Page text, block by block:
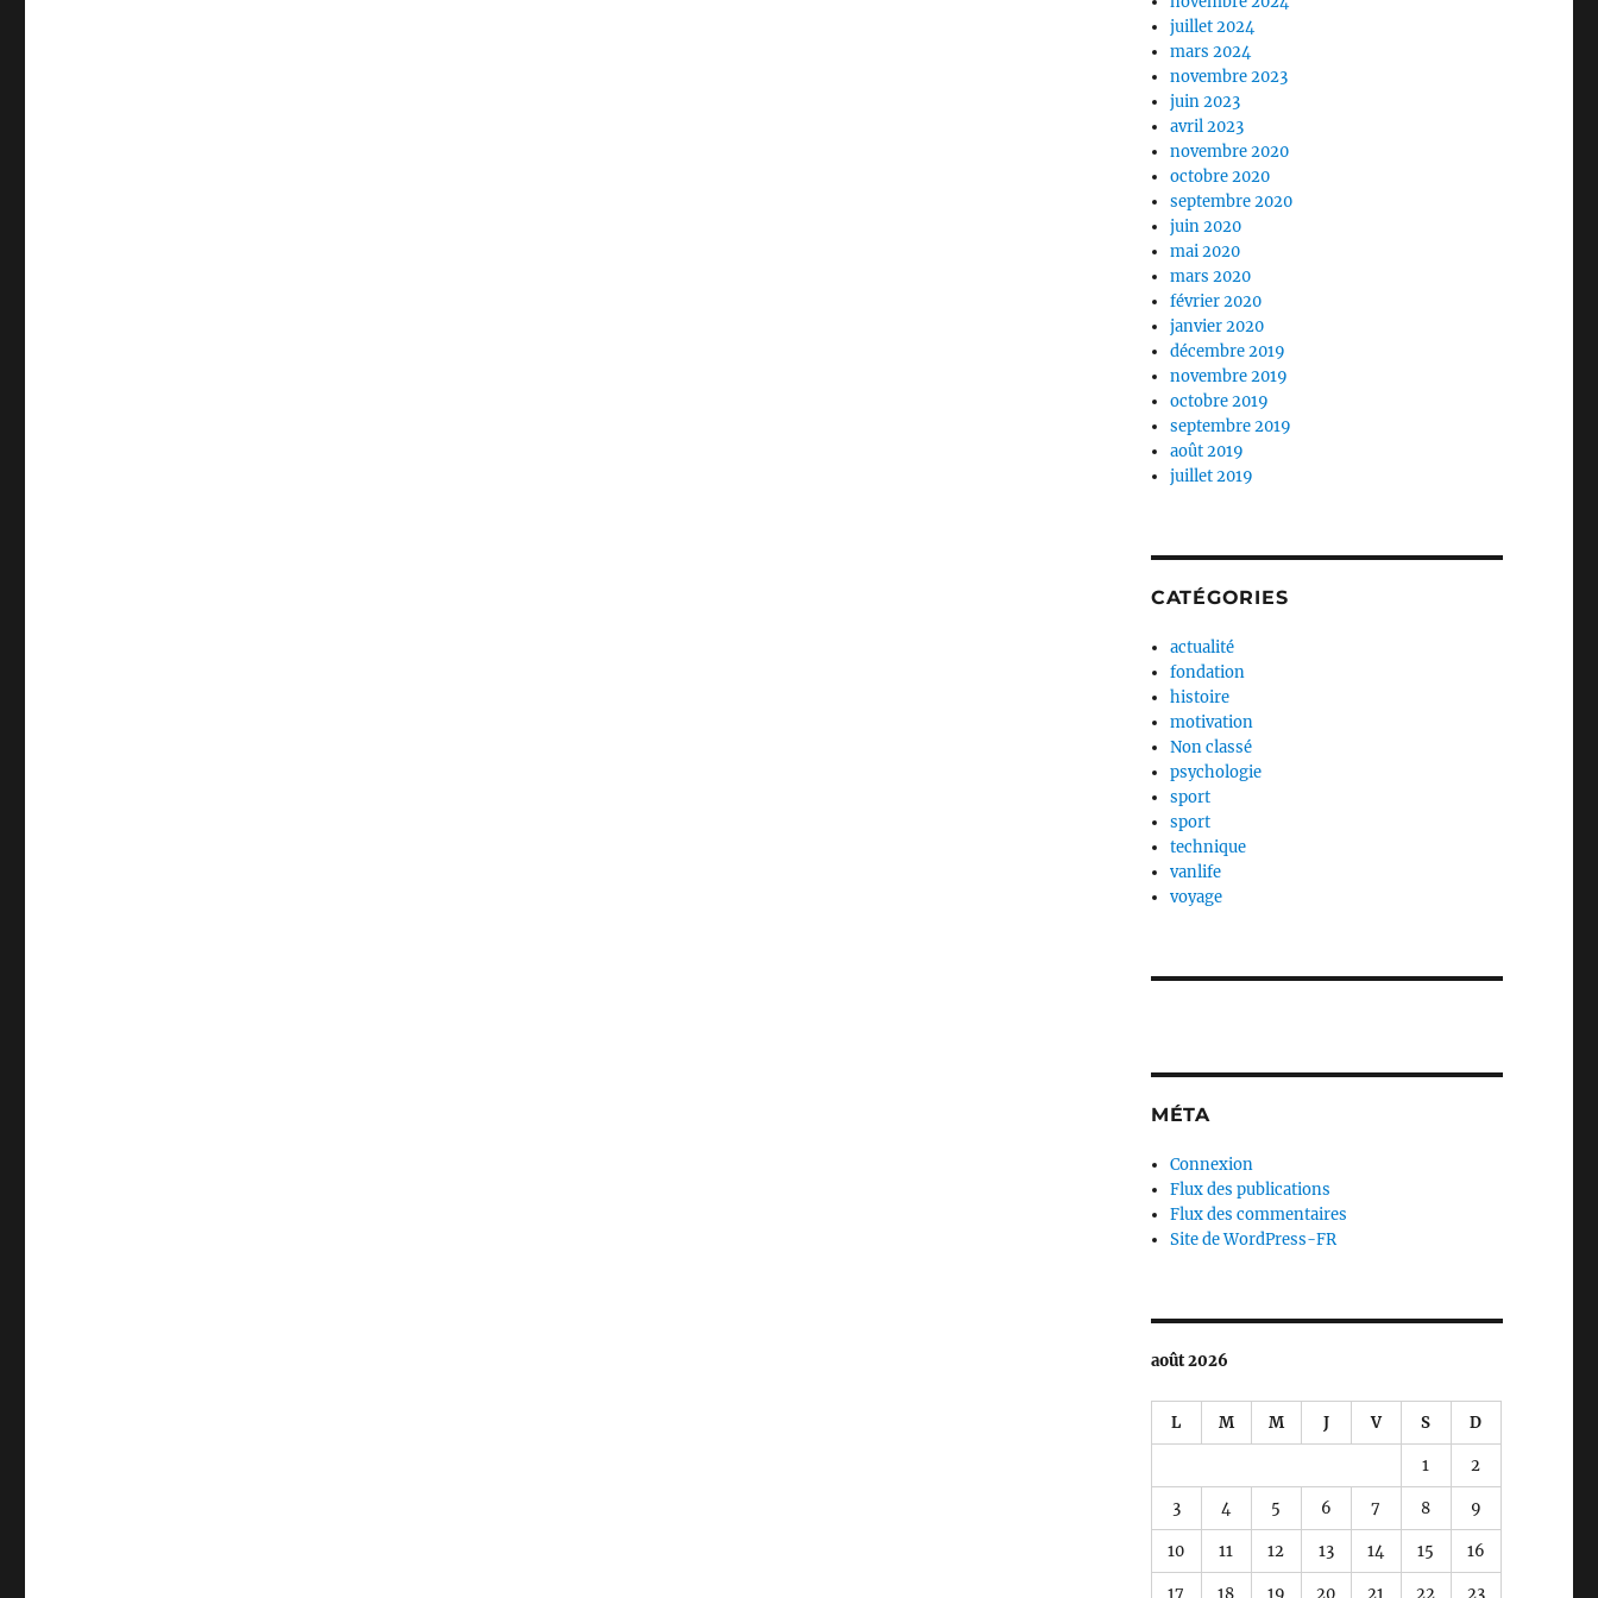
juillet 2024
mars 2024
novembre 2023
juin 2023
avril 2023
novembre 2020
octobre 2020
septembre 2020
juin 2020
mai 2020
mars 2020
février 2020
janvier 2020
décembre 2019
novembre 2019
octobre 2019
septembre 2019
août 2019
juillet 2019
CATÉGORIES
actualité
fondation
histoire
motivation
Non classé
psychologie
sport
sport
technique
vanlife
voyage
MÉTA
Connexion
Flux des publications
Flux des commentaires
Site de WordPress-FR
août 2026
L M M J V S D
1 2
3 4 5 6 7 8 9
10 11 12 13 14 15 16
17 18 19 20 21 22 23